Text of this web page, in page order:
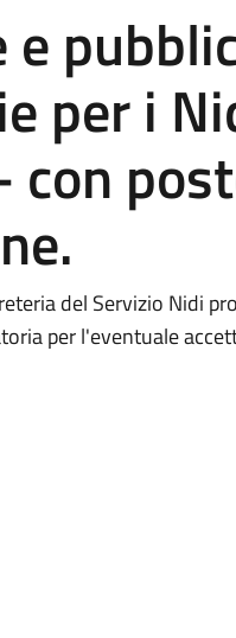
per i
con
del Servizio Nidi
per l'eventuale